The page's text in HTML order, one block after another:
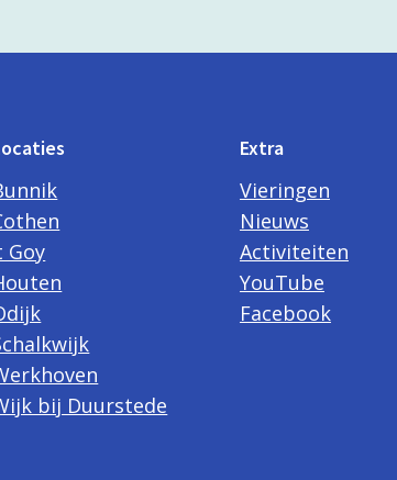
Goy
bij Duurstede
Extra
Vieringen
Nieuws
Activiteiten
YouTube
Facebook